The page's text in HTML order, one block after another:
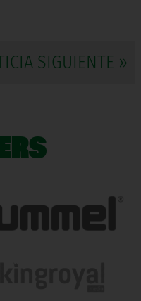
SIGUIENTE »